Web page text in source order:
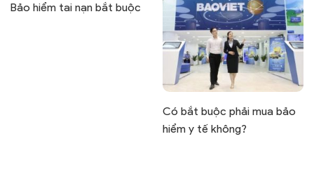
Bảo hiểm tai nạn bắt buộc
Có bắt buộc phải mua bảo
hiểm y tế không?